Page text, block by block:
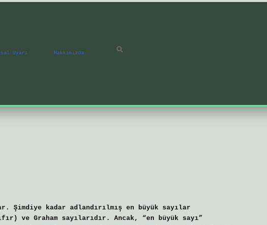
Uyarı Hakkımızda
Şimdiye kadar adlandırılmış en büyük sayılar
ve Graham sayılarıdır. Ancak, “en büyük sayı”